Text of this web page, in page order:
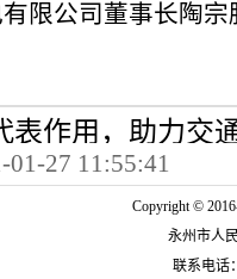
限公司董事长陶宗
表作用，助力交
01-27 11:55:41
Copyright ©
永州市人
联系电话